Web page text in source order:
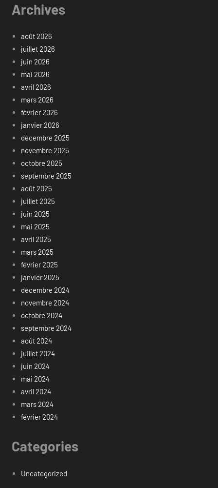
Archives
août 2026
juillet 2026
juin 2026
mai 2026
avril 2026
mars 2026
février 2026
janvier 2026
décembre 2025
novembre 2025
octobre 2025
septembre 2025
août 2025
juillet 2025
juin 2025
mai 2025
avril 2025
mars 2025
février 2025
janvier 2025
décembre 2024
novembre 2024
octobre 2024
septembre 2024
août 2024
juillet 2024
juin 2024
mai 2024
avril 2024
mars 2024
février 2024
Categories
Uncategorized